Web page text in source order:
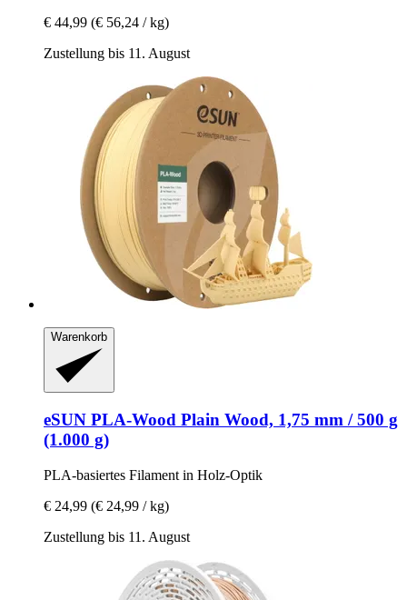
€ 44,99 (€ 56,24 / kg)
Zustellung bis 11. August
Warenkorb
eSUN PLA-​Wood Plain Wood, 1,75 mm / 500 g
(1.000 g)
PLA-​basiertes Filament in Holz-​Optik
€ 24,99 (€ 24,99 / kg)
Zustellung bis 11. August